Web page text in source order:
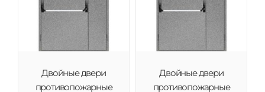
Двойные двери
противопожарные
Двойные двери
противопожарные